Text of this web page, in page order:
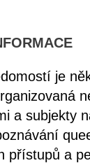
je
a subjekty
přístupů a